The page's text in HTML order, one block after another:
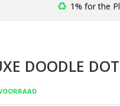
1% for the
DOODLE DOT